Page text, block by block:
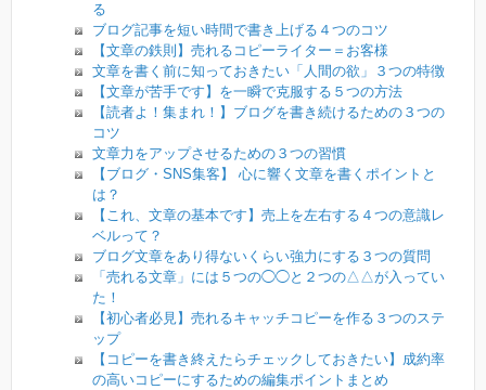
る
ブログ記事を短い時間で書き上げる４つのコツ
【文章の鉄則】売れるコピーライター＝お客様
文章を書く前に知っておきたい「人間の欲」３つの特徴
【文章が苦手です】を一瞬で克服する５つの方法
【読者よ！集まれ！】ブログを書き続けるための３つの
コツ
文章力をアップさせるための３つの習慣
【ブログ・SNS集客】 心に響く文章を書くポイントと
は？
【これ、文章の基本です】売上を左右する４つの意識レ
ベルって？
ブログ文章をあり得ないくらい強力にする３つの質問
「売れる文章」には５つの◯◯と２つの△△が入ってい
た！
【初心者必見】売れるキャッチコピーを作る３つのステ
ップ
【コピーを書き終えたらチェックしておきたい】成約率
の高いコピーにするための編集ポイントまとめ